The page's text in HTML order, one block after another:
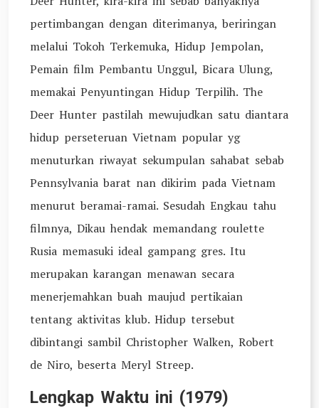
pertimbangan dengan diterimanya, beriringan
melalui Tokoh Terkemuka, Hidup Jempolan,
Pemain film Pembantu Unggul, Bicara Ulung,
memakai Penyuntingan Hidup Terpilih. The
Deer Hunter pastilah mewujudkan satu diantara
hidup perseteruan Vietnam popular yg
menuturkan riwayat sekumpulan sahabat sebab
Pennsylvania barat nan dikirim pada Vietnam
menurut beramai-ramai. Sesudah Engkau tahu
filmnya, Dikau hendak memandang roulette
Rusia memasuki ideal gampang gres. Itu
merupakan karangan menawan secara
menerjemahkan buah maujud pertikaian
tentang aktivitas klub. Hidup tersebut
dibintangi sambil Christopher Walken, Robert
de Niro, beserta Meryl Streep.
Lengkap Waktu ini (1979)